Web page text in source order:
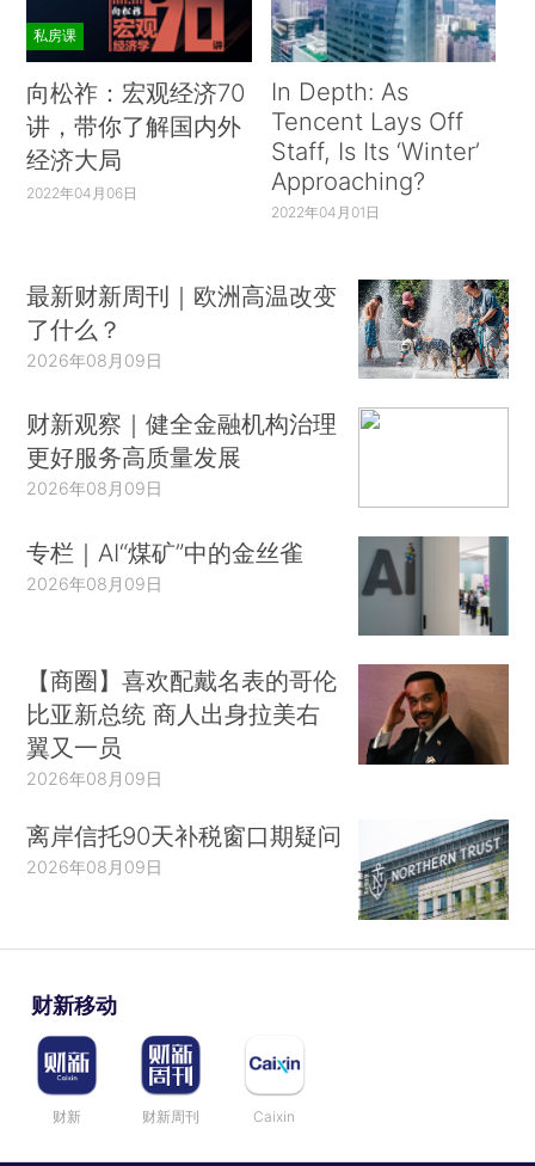
私房课
向松祚：宏观经济70
讲，带你了解国内外
经济大局
2022年04月06日
In Depth: As
Tencent Lays Off
Staff, Is Its ‘Winter’
Approaching?
2022年04月01日
最新财新周刊｜欧洲高温改变
了什么？
2026年08月09日
财新观察｜健全金融机构治理
更好服务高质量发展
2026年08月09日
专栏｜AI“煤矿”中的金丝雀
2026年08月09日
【商圈】喜欢配戴名表的哥伦
比亚新总统 商人出身拉美右
翼又一员
2026年08月09日
离岸信托90天补税窗口期疑问
2026年08月09日
财新移动
财新 财新周刊 Caixin